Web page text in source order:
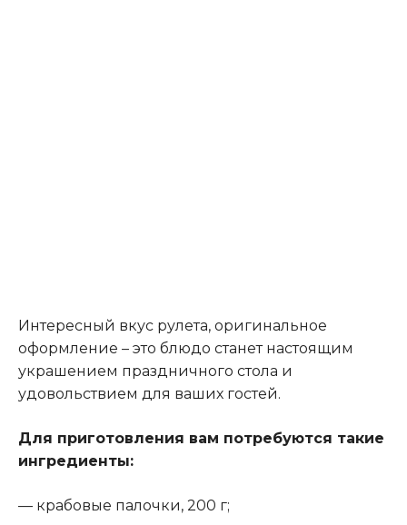
Интересный вкус рулета, оригинальное
оформление – это блюдо станет настоящим
украшением праздничного стола и
удовольствием для ваших гостей.
Для приготовления вам потребуются такие
ингредиенты:
— крабовые палочки, 200 г;